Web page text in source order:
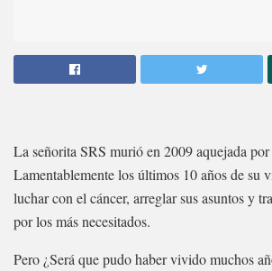
La señorita SRS murió en 2009 aquejada
Lamentablemente los últimos 10 años de su
luchar con el cáncer, arreglar sus asuntos y
por los más necesitados.
Pero ¿Será que pudo haber vivido muchos